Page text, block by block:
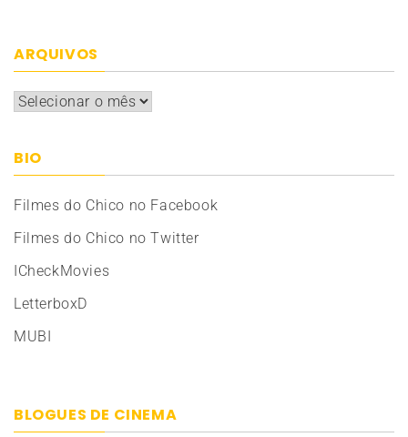
ARQUIVOS
Arquivos
BIO
Filmes do Chico no Facebook
Filmes do Chico no Twitter
ICheckMovies
LetterboxD
MUBI
BLOGUES DE CINEMA